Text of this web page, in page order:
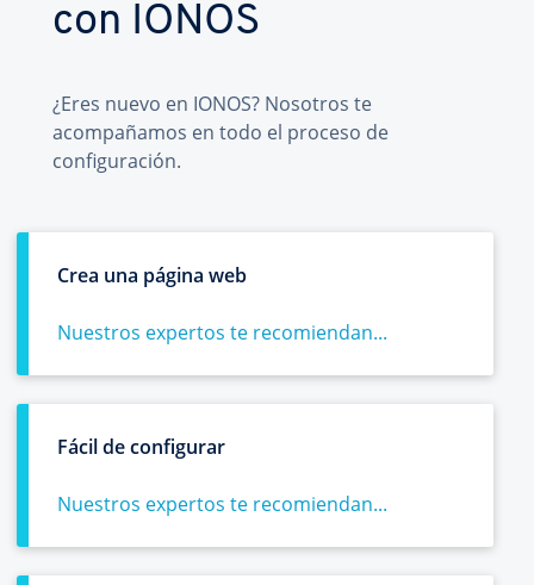
con IONOS
¿Eres nuevo en IONOS? Nosotros te
acompañamos en todo el proceso de
configuración.
Crea una página web
Nuestros expertos te recomiendan...
Fácil de configurar
Nuestros expertos te recomiendan...